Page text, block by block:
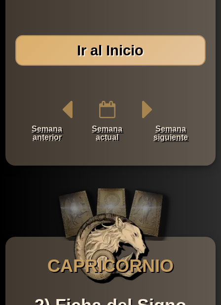
Ir al Inicio
Semana
anterior
Semana
actual
Semana
siguiente
CAPRICORNIO